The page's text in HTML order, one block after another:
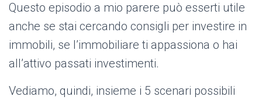
Questo episodio a mio parere può esserti utile
anche se stai cercando consigli per investire in
immobili, se l’immobiliare ti appassiona o hai
all’attivo passati investimenti.
Vediamo, quindi, insieme i 5 scenari possibili